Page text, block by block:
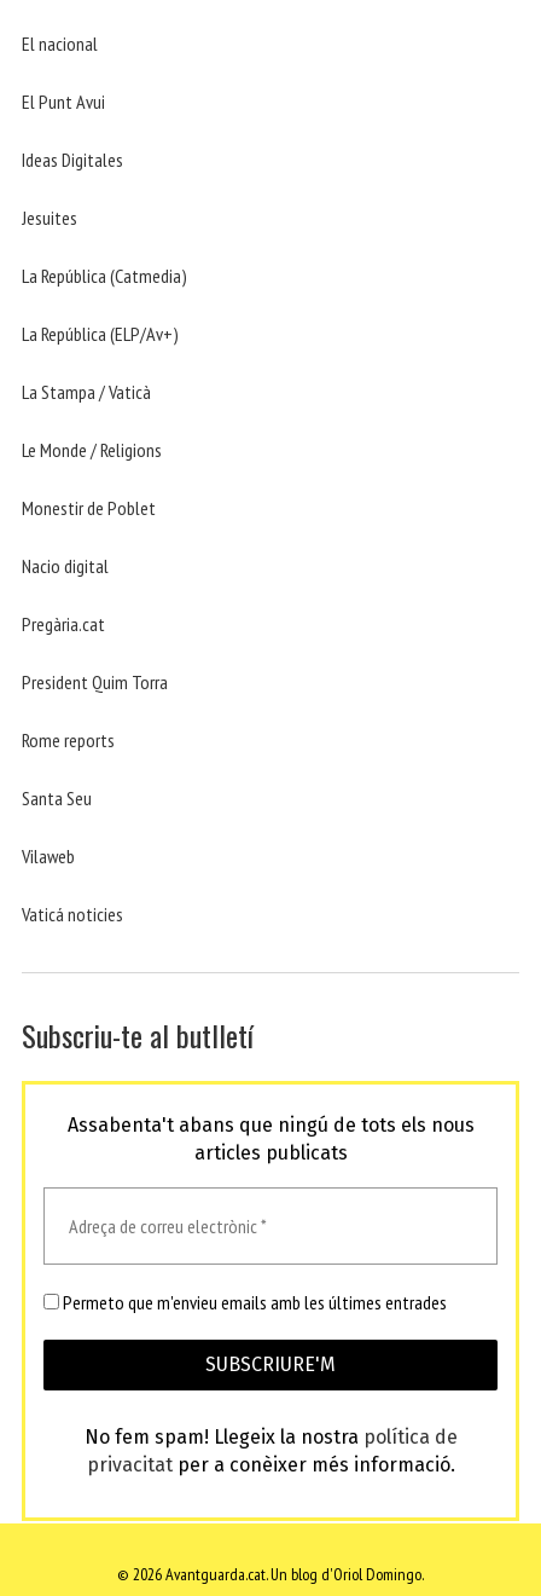
El nacional
El Punt Avui
Ideas Digitales
Jesuites
La República (Catmedia)
La República (ELP/Av+)
La Stampa / Vaticà
Le Monde / Religions
Monestir de Poblet
Nacio digital
Pregària.cat
President Quim Torra
Rome reports
Santa Seu
Vilaweb
Vaticá noticies
Subscriu-te al butlletí
Assabenta't abans que ningú de tots els nous
articles publicats
Permeto que m'envieu emails amb les últimes entrades
No fem spam! Llegeix la nostra política de
privacitatper a conèixer més informació.
© 2026 Avantguarda.cat.Un blog d'Oriol Domingo.